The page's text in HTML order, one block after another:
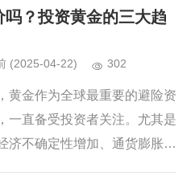
手段，而很少有人会将其视为
？投资黄金的三大趋
(2025-04-22) 302
黄金作为全球最重要的避险资
一直备受投资者关注。尤其是
济不确定性增加、通货膨胀压